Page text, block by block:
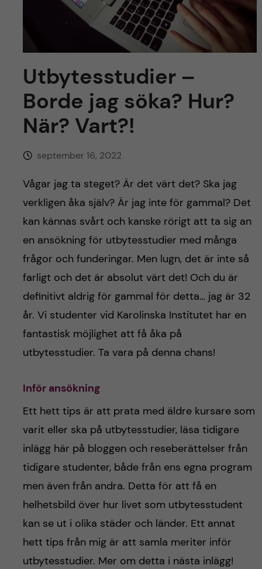
l
t
y
Utbytesstudier –
Borde jag söka? Hur?
När? Vart?!
september 16, 2022
Vågar jag ta steget? Är det värt det? Ska jag
verkligen åka själv? Är jag inte för gammal? Det
kan kännas svårt och kanske rörigt att ta sig an
en ansökning för utbytesstudier med många
frågor och funderingar. Men lugn, det är inte så
farligt och det är absolut värt det! Och du är
definitivt aldrig för gammal för detta… jag är 32
år. Vi studenter vid Karolinska Institutet har en
fantastisk möjlighet att få åka på
utbytesstudier. Ta vara på denna chans!
Inför ansökning
Ett hett tips är att prata med äldre kursare som
varit eller ska på utbytesstudier, läsa tidigare
inlägg här på bloggen och reseberättelser från
tidigare studenter, både från ens egna program
men även från andra. Detta för att få en
helhetsbild över hur livet som utbytesstudent
kan se ut i olika städer och länder. Ett annat
hett tips från mig är att samla meriter inför
utbytesstudier. Mer om detta i nästa inlägg!